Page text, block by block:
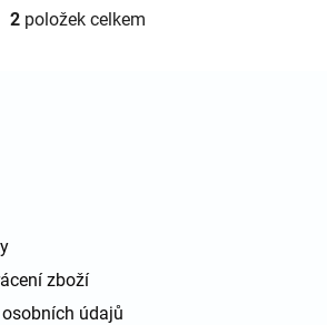
Ovládací prvky výpisu
2 položek celkem
zboží
údajů